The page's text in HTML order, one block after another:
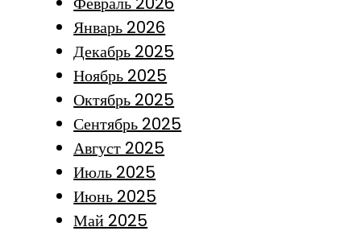
Январь 2026
Декабрь 2025
Ноябрь 2025
Октябрь 2025
Сентябрь 2025
Август 2025
Июль 2025
Июнь 2025
Май 2025